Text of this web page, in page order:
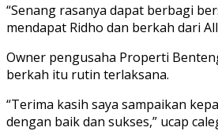
“Senang rasanya dapat berbagi
mendapat Ridho dan berkah dari
Owner pengusaha Properti
berkah itu rutin terlaksana.
“Terima kasih saya sampaikan
dengan baik dan sukses,” ucap